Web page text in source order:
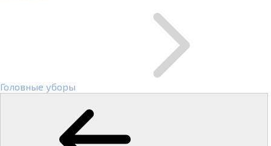
Головные уборы